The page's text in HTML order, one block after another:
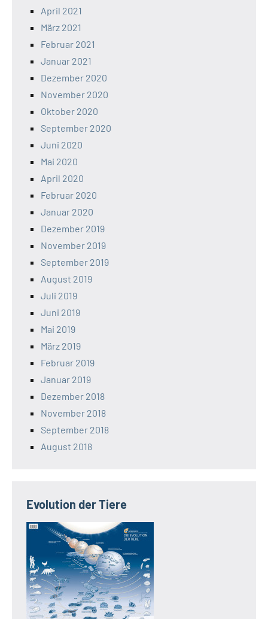
April 2021
März 2021
Februar 2021
Januar 2021
Dezember 2020
November 2020
Oktober 2020
September 2020
Juni 2020
Mai 2020
April 2020
Februar 2020
Januar 2020
Dezember 2019
November 2019
September 2019
August 2019
Juli 2019
Juni 2019
Mai 2019
März 2019
Februar 2019
Januar 2019
Dezember 2018
November 2018
September 2018
August 2018
Evolution der Tiere